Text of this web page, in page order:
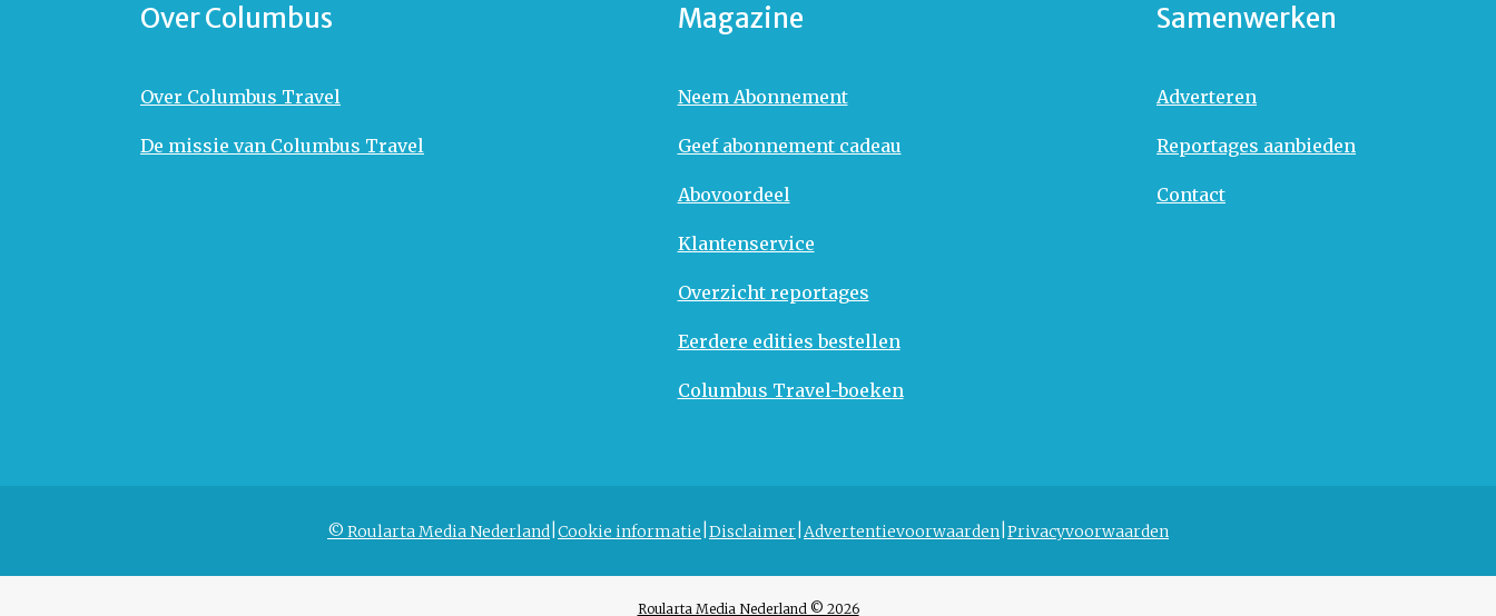
Over Columbus
Over Columbus Travel
De missie van Columbus Travel
Magazine
Neem Abonnement
Geef abonnement cadeau
Abovoordeel
Klantenservice
Overzicht reportages
Eerdere edities bestellen
Columbus Travel-boeken
Samenwerken
Adverteren
Reportages aanbieden
Contact
© Roularta Media Nederland Cookie informatie Disclaimer Advertentievoorwaarden Privacyvoorwaarden
Roularta Media Nederland © 2026